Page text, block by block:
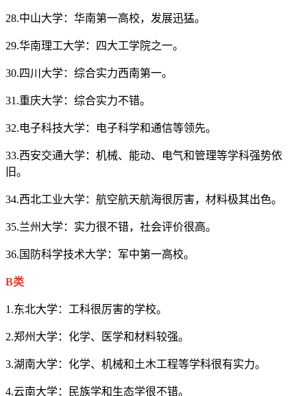
28.中山大学：华南第一高校，发展迅猛。
29.华南理工大学：四大工学院之一。
30.四川大学：综合实力西南第一。
31.重庆大学：综合实力不错。
32.电子科技大学：电子科学和通信等领先。
33.西安交通大学：机械、能动、电气和管理等学科强势依
旧。
34.西北工业大学：航空航天航海很厉害，材料极其出色。
35.兰州大学：实力很不错，社会评价很高。
36.国防科学技术大学：军中第一高校。
B类
1.东北大学：工科很厉害的学校。
2.郑州大学：化学、医学和材料较强。
3.湖南大学：化学、机械和土木工程等学科很有实力。
4.云南大学：民族学和生态学很不错。